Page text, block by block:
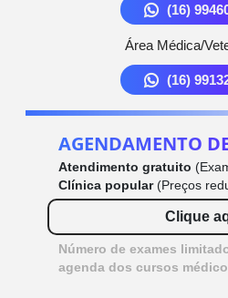
(16)
Área Médica/
(16)
AGENDAMENTO
Atendimento gratuito
Clínica popular(Preços
Clique
Número de exames
agenda dos cursos